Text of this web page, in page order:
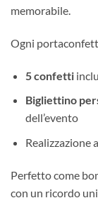
memorabile.
Ogni
5 confetti
Bigliettino
dell’evento
Realizzazione
Perfetto come
con un ricordo